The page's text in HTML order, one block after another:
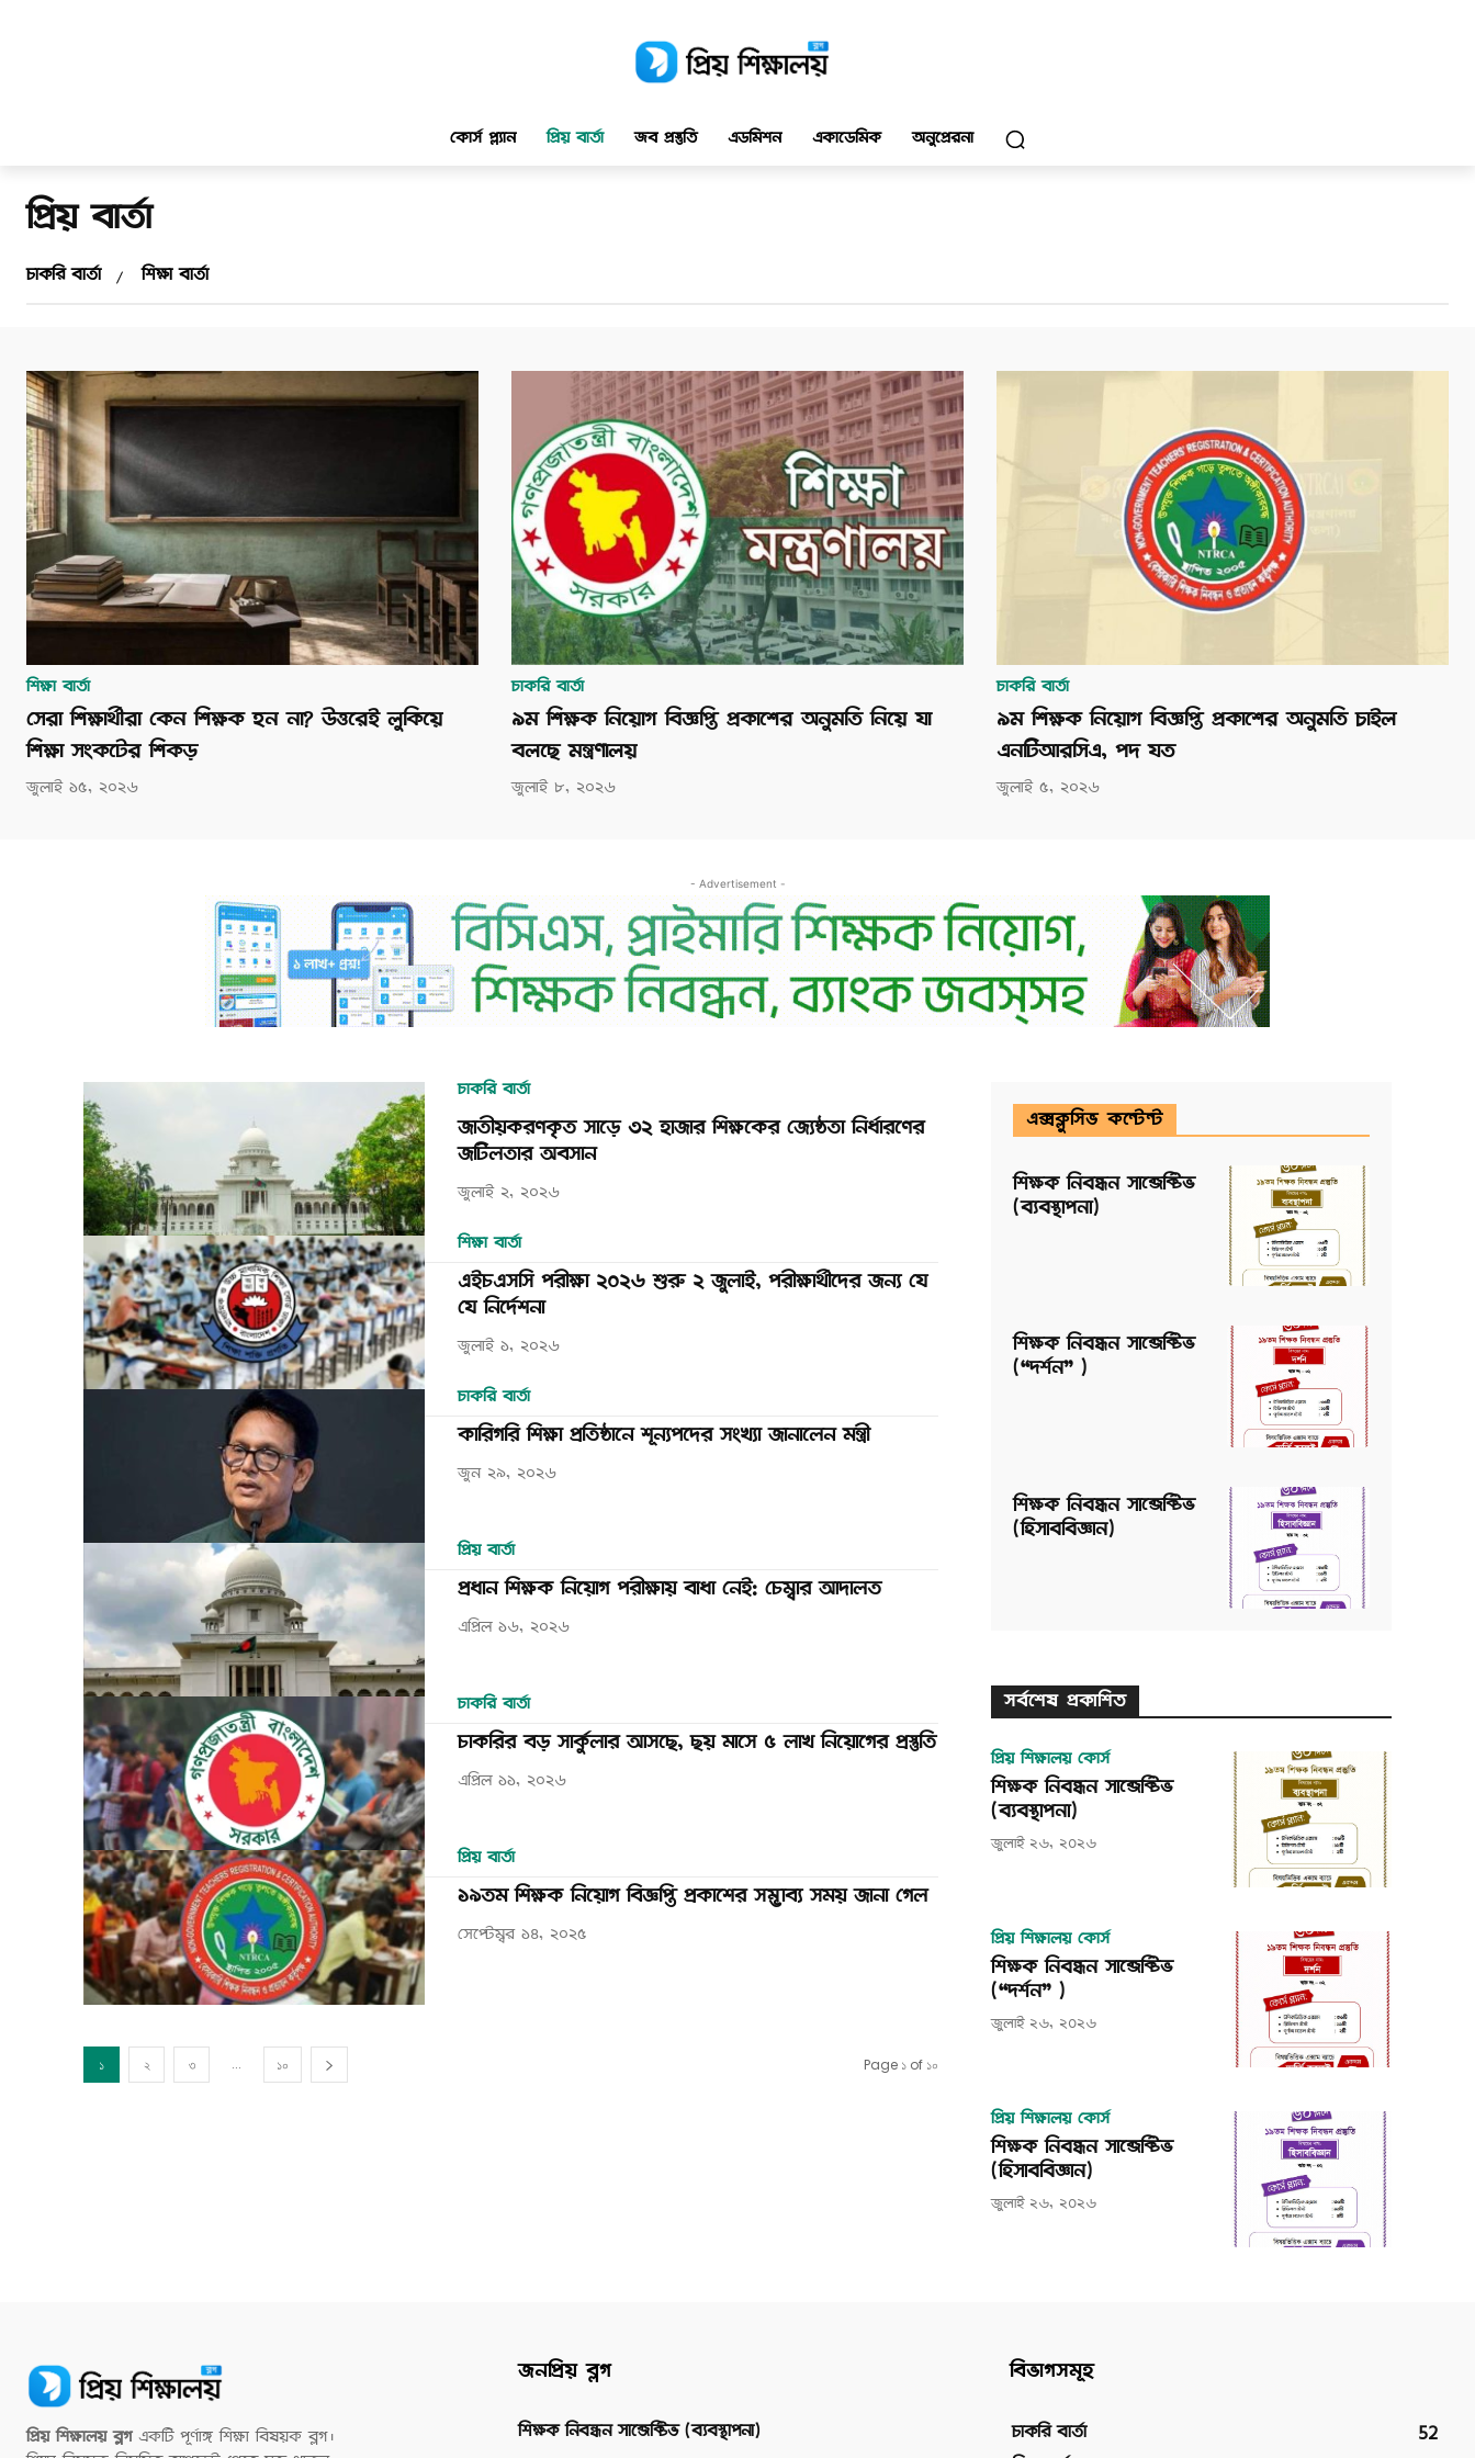
কোর্স প্ল্যান প্রিয় বার্তা জব প্রস্তুতি এডমিশন একাডেমিক অনুপ্রেরনা
প্রিয় বার্তা
চাকরি বার্তা শিক্ষা বার্তা
শিক্ষা বার্তা
সেরা শিক্ষার্থীরা কেন শিক্ষক হন না? উত্তরেই লুকিয়ে
শিক্ষা সংকটের শিকড়
জুলাই ১৫, ২০২৬
চাকরি বার্তা
৯ম শিক্ষক নিয়োগ বিজ্ঞপ্তি প্রকাশের অনুমতি নিয়ে যা
বলছে মন্ত্রণালয়
জুলাই ৮, ২০২৬
চাকরি বার্তা
৯ম শিক্ষক নিয়োগ বিজ্ঞপ্তি প্রকাশের অনুমতি চাইল
এনটিআরসিএ, পদ যত
জুলাই ৫, ২০২৬
- Advertisement -
চাকরি বার্তা
জাতীয়করণকৃত সাড়ে ৩২ হাজার শিক্ষকের জ্যেষ্ঠতা নির্ধারণের
জটিলতার অবসান
জুলাই ২, ২০২৬
শিক্ষা বার্তা
এইচএসসি পরীক্ষা ২০২৬ শুরু ২ জুলাই, পরীক্ষার্থীদের জন্য যে
যে নির্দেশনা
জুলাই ১, ২০২৬
চাকরি বার্তা
কারিগরি শিক্ষা প্রতিষ্ঠানে শূন্যপদের সংখ্যা জানালেন মন্ত্রী
জুন ২৯, ২০২৬
প্রিয় বার্তা
প্রধান শিক্ষক নিয়োগ পরীক্ষায় বাধা নেই: চেম্বার আদালত
এপ্রিল ১৬, ২০২৬
চাকরি বার্তা
চাকরির বড় সার্কুলার আসছে, ছয় মাসে ৫ লাখ নিয়োগের প্রস্তুতি
এপ্রিল ১১, ২০২৬
প্রিয় বার্তা
১৯তম শিক্ষক নিয়োগ বিজ্ঞপ্তি প্রকাশের সম্ভাব্য সময় জানা গেল
সেপ্টেম্বর ১৪, ২০২৫
১ ২ ৩ ... ১০ Page ১ of ১০
এক্সক্লুসিভ কন্টেন্ট
শিক্ষক নিবন্ধন সাব্জেক্টিভ
(ব্যবস্থাপনা)
শিক্ষক নিবন্ধন সাব্জেক্টিভ
(“দর্শন” )
শিক্ষক নিবন্ধন সাব্জেক্টিভ
(হিসাববিজ্ঞান)
সর্বশেষ প্রকাশিত
প্রিয় শিক্ষালয় কোর্স
শিক্ষক নিবন্ধন সাব্জেক্টিভ
(ব্যবস্থাপনা)
জুলাই ২৬, ২০২৬
প্রিয় শিক্ষালয় কোর্স
শিক্ষক নিবন্ধন সাব্জেক্টিভ
(“দর্শন” )
জুলাই ২৬, ২০২৬
প্রিয় শিক্ষালয় কোর্স
শিক্ষক নিবন্ধন সাব্জেক্টিভ
(হিসাববিজ্ঞান)
জুলাই ২৬, ২০২৬
প্রিয় শিক্ষালয় ব্লগএকটি পূর্ণাঙ্গ শিক্ষা বিষয়ক ব্লগ।
জনপ্রিয় ব্লগ
শিক্ষক নিবন্ধন সাব্জেক্টিভ (ব্যবস্থাপনা)
বিভাগসমূহ
চাকরি বার্তা 52